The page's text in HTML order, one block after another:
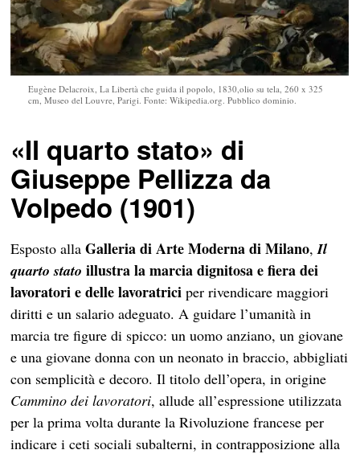
Eugène Delacroix, La Libertà che guida il popolo, 1830,olio su tela, 260 x 325
cm, Museo del Louvre, Parigi. Fonte: Wikipedia.org. Pubblico dominio.
«Il quarto stato» di
Giuseppe Pellizza da
Volpedo (1901)
Esposto allaGalleria di Arte Moderna di Milano,Il
quarto stato illustra la marcia dignitosa e fiera dei
lavoratori e delle lavoratrici per rivendicare maggiori
diritti e un salario adeguato. A guidare l’umanità in
marcia tre figure di spicco: un uomo anziano, un giovane
e una giovane donna con un neonato in braccio, abbigliati
con semplicità e decoro. Il titolo dell’opera, in origine
Cammino dei lavoratori, allude all’espressione utilizzata
per la prima volta durante la Rivoluzione francese per
indicare i ceti sociali subalterni, in contrapposizione alla